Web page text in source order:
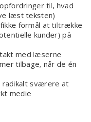
til, hvad
læst teksten)
formål at tiltrække
kunder) på
med læserne
tilbage, når de én
radikalt sværere at
medie